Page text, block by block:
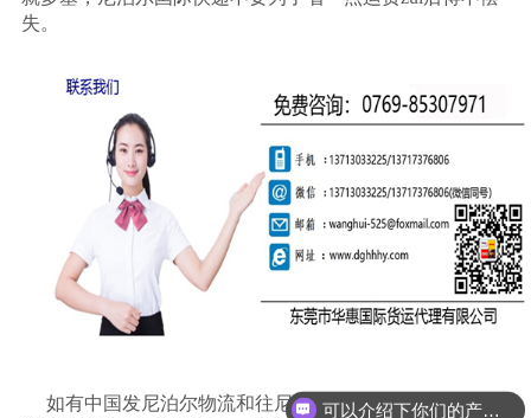
失。
如有中国发尼泊尔物流和往尼泊尔发快递等问题，可咨
可以介绍下你们的产品么